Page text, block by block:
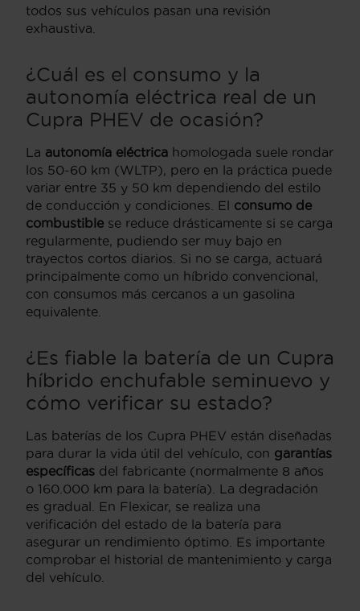
todos sus vehículos pasan una revisión
exhaustiva.
¿Cuál es el consumo y la
autonomía eléctrica real de un
Cupra PHEV de ocasión?
La autonomía eléctrica homologada suele rondar
los 50-60 km (WLTP), pero en la práctica puede
variar entre 35 y 50 km dependiendo del estilo
de conducción y condiciones. El consumo de
combustible se reduce drásticamente si se carga
regularmente, pudiendo ser muy bajo en
trayectos cortos diarios. Si no se carga, actuará
principalmente como un híbrido convencional,
con consumos más cercanos a un gasolina
equivalente.
¿Es fiable la batería de un Cupra
híbrido enchufable seminuevo y
cómo verificar su estado?
Las baterías de los Cupra PHEV están diseñadas
para durar la vida útil del vehículo, con garantías
específicas del fabricante (normalmente 8 años
o 160.000 km para la batería). La degradación
es gradual. En Flexicar, se realiza una
verificación del estado de la batería para
asegurar un rendimiento óptimo. Es importante
comprobar el historial de mantenimiento y carga
del vehículo.